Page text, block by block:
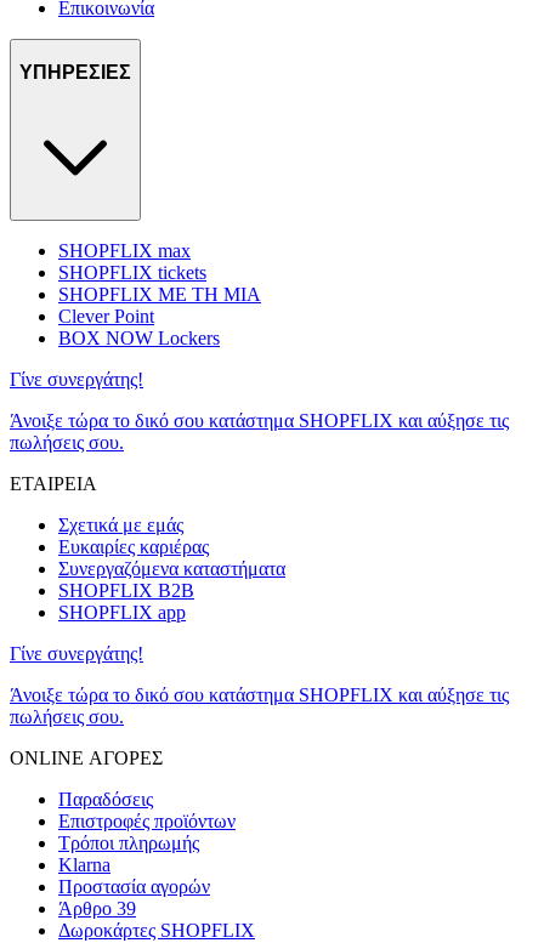
Επικοινωνία
ΥΠΗΡΕΣΙΕΣ
SHOPFLIX max
SHOPFLIX tickets
SHOPFLIX ΜΕ ΤΗ ΜΙΑ
Clever Point
BOX NOW Lockers
Γίνε συνεργάτης!
Άνοιξε τώρα το δικό σου κατάστημα SHOPFLIX και αύξησε τις
πωλήσεις σου.
ΕΤΑΙΡΕΙΑ
Σχετικά με εμάς
Ευκαιρίες καριέρας
Συνεργαζόμενα καταστήματα
SHOPFLIX B2B
SHOPFLIX app
Γίνε συνεργάτης!
Άνοιξε τώρα το δικό σου κατάστημα SHOPFLIX και αύξησε τις
πωλήσεις σου.
ONLINE ΑΓΟΡΕΣ
Παραδόσεις
Επιστροφές προϊόντων
Τρόποι πληρωμής
Klarna
Προστασία αγορών
Άρθρο 39
Δωροκάρτες SHOPFLIX